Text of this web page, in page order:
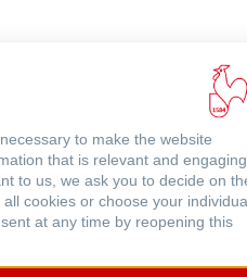
to make the website
that is relevant and engaging
to us, we ask you to decide on
cookies or choose your
at any time by reopening this